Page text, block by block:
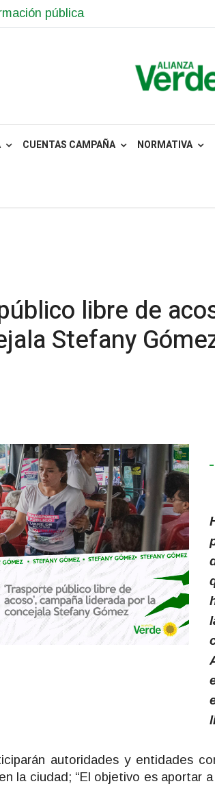
pública
CUENTAS CAMPAÑA NORMATIVA
libre de
Stefany
autoridades y entidades
la ciudad; “El objetivo es aportar